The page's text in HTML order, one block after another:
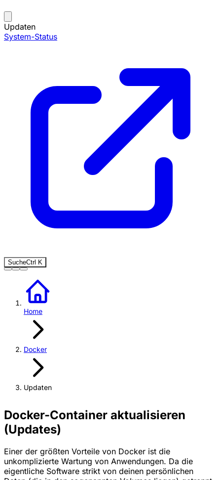
Updaten
System-Status
SucheCtrl K
Home
Docker
Updaten
Docker-Container aktualisieren
(Updates)
Einer der größten Vorteile von Docker ist die
unkomplizierte Wartung von Anwendungen. Da die
eigentliche Software strikt von deinen persönlichen